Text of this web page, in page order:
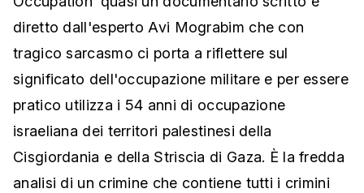
diretto dall'esperto Avi Mograbim che con
tragico sarcasmo ci porta a riflettere sul
significato dell'occupazione militare e per essere
pratico utilizza i 54 anni di occupazione
israeliana dei territori palestinesi della
Cisgiordania e della Striscia di Gaza. È la fredda
analisi di un crimine che contiene tutti i crimini